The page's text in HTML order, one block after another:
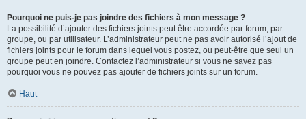
Pourquoi ne puis-je pas joindre des fichiers à mon message ?
La possibilité d’ajouter des fichiers joints peut être accordée par forum, par
groupe, ou par utilisateur. L’administrateur peut ne pas avoir autorisé l’ajout de
fichiers joints pour le forum dans lequel vous postez, ou peut-être que seul un
groupe peut en joindre. Contactez l’administrateur si vous ne savez pas
pourquoi vous ne pouvez pas ajouter de fichiers joints sur un forum.
Haut